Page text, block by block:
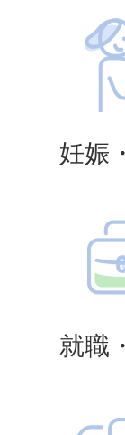
苦手な
ッキン
2026年
業務委
プレス
エール
妊娠
就職